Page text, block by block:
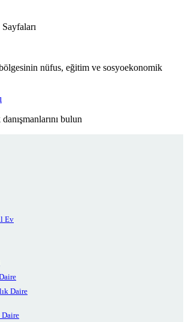
nüfus, eğitim ve sosyoekonomik
bulun
Ev
Daire
Daire